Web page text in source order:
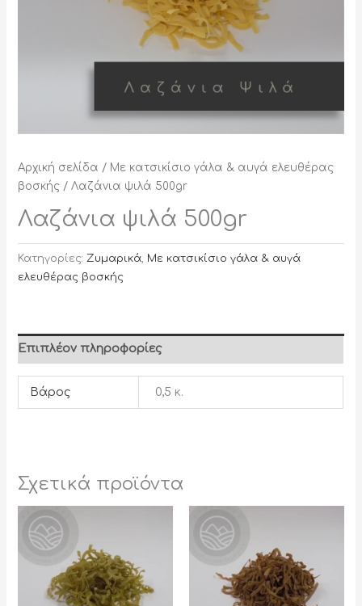
Αρχική σελίδα / Με κατσικίσιο γάλα & αυγά ελευθέρας
βοσκής / Λαζάνια ψιλά 500gr
Λαζάνια ψιλά 500gr
Κατηγορίες:Ζυμαρικά, Με κατσικίσιο γάλα & αυγά
ελευθέρας βοσκής
Επιπλέον πληροφορίες
Βάρος 0,5 κ.
Σχετικά προϊόντα